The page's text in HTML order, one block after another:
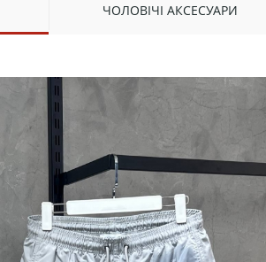
ЧОЛОВІЧІ АКСЕСУАРИ